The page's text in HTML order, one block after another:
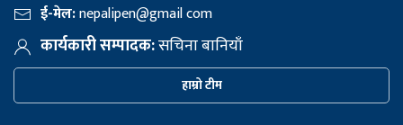
ई-मेल:nepalipen@gmail com
कार्यकारी सम्पादक:सचिना बानियाँ
हाम्रो टीम